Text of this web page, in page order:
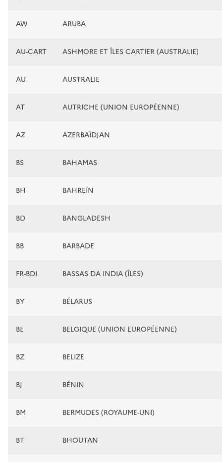
AW ARUBA
AU-CART ASHMORE ET ÎLES CARTIER (AUSTRALIE)
AU AUSTRALIE
AT AUTRICHE (UNION EUROPÉENNE)
AZ AZERBAÏDJAN
BS BAHAMAS
BH BAHREÏN
BD BANGLADESH
BB BARBADE
FR-BDI BASSAS DA INDIA (ÎLES)
BY BÉLARUS
BE BELGIQUE (UNION EUROPÉENNE)
BZ BELIZE
BJ BÉNIN
BM BERMUDES (ROYAUME-UNI)
BT BHOUTAN